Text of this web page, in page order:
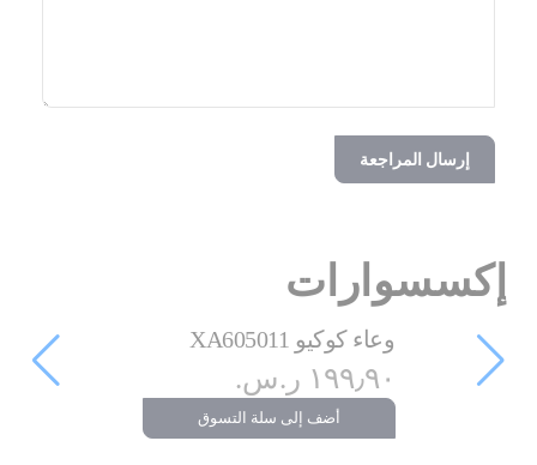
إرسال المراجعة
إكسسوارات
وعاء كوكيو XA605011
١٩٩٫٩٠ ر.س.‏
أضف إلى سلة التسوق